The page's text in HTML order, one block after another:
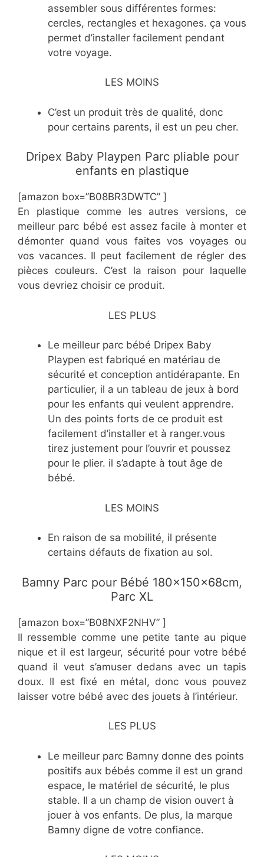
assembler sous différentes formes:
cercles, rectangles et hexagones. ça vous
permet d’installer facilement pendant
votre voyage.
LES MOINS
C’est un produit très de qualité, donc
pour certains parents, il est un peu cher.
Dripex Baby Playpen Parc pliable pour
enfants en plastique
[amazon box=”B08BR3DWTC” ]
En plastique comme les autres versions, ce
meilleur parc bébé est assez facile à monter et
démonter quand vous faites vos voyages ou
vos vacances. Il peut facilement de régler des
pièces couleurs. C’est la raison pour laquelle
vous devriez choisir ce produit.
LES PLUS
Le meilleur parc bébé Dripex Baby
Playpen est fabriqué en matériau de
sécurité et conception antidérapante. En
particulier, il a un tableau de jeux à bord
pour les enfants qui veulent apprendre.
Un des points forts de ce produit est
facilement d’installer et à ranger.vous
tirez justement pour l’ouvrir et poussez
pour le plier. il s’adapte à tout âge de
bébé.
LES MOINS
En raison de sa mobilité, il présente
certains défauts de fixation au sol.
Bamny Parc pour Bébé 180×150×68cm,
Parc XL
[amazon box=”B08NXF2NHV” ]
Il ressemble comme une petite tante au pique
nique et il est largeur, sécurité pour votre bébé
quand il veut s’amuser dedans avec un tapis
doux. Il est fixé en métal, donc vous pouvez
laisser votre bébé avec des jouets à l’intérieur.
LES PLUS
Le meilleur parc Bamny donne des points
positifs aux bébés comme il est un grand
espace, le matériel de sécurité, le plus
stable. Il a un champ de vision ouvert à
jouer à vos enfants. De plus, la marque
Bamny digne de votre confiance.